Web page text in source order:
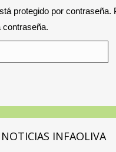
protegido por contraseña.
contraseña.
INFAOLIVA